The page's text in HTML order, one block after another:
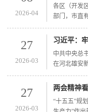
体互动等形
步树立了“
承的精神力
2026-04
各区（开发
部门，市直
申报工作，
《2026年唐
结合工作实
指南内容《
目、基础研
27
2026-03
中共中央总
在河北雄安
和发展座谈
首都功能疏
调、凝聚合
27
2026-03
“十五五”规